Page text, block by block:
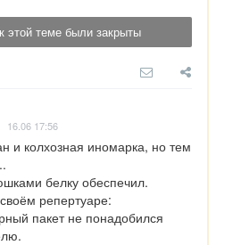
этой теме были закрыты
16.06 17:56
и колхозная иномарка, но тем
белку обеспечил.
репертуаре:
пакет не понадобился